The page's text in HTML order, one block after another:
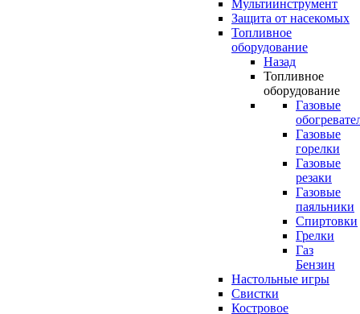
Мультиинструмент
Защита от насекомых
Топливное
оборудование
Назад
Топливное
оборудование
Газовые
Газовые
горелки
Газовые
резаки
Газовые
паяльники
Спиртовки
Грелки
Газ
Бензин
Настольные игры
Свистки
Костровое